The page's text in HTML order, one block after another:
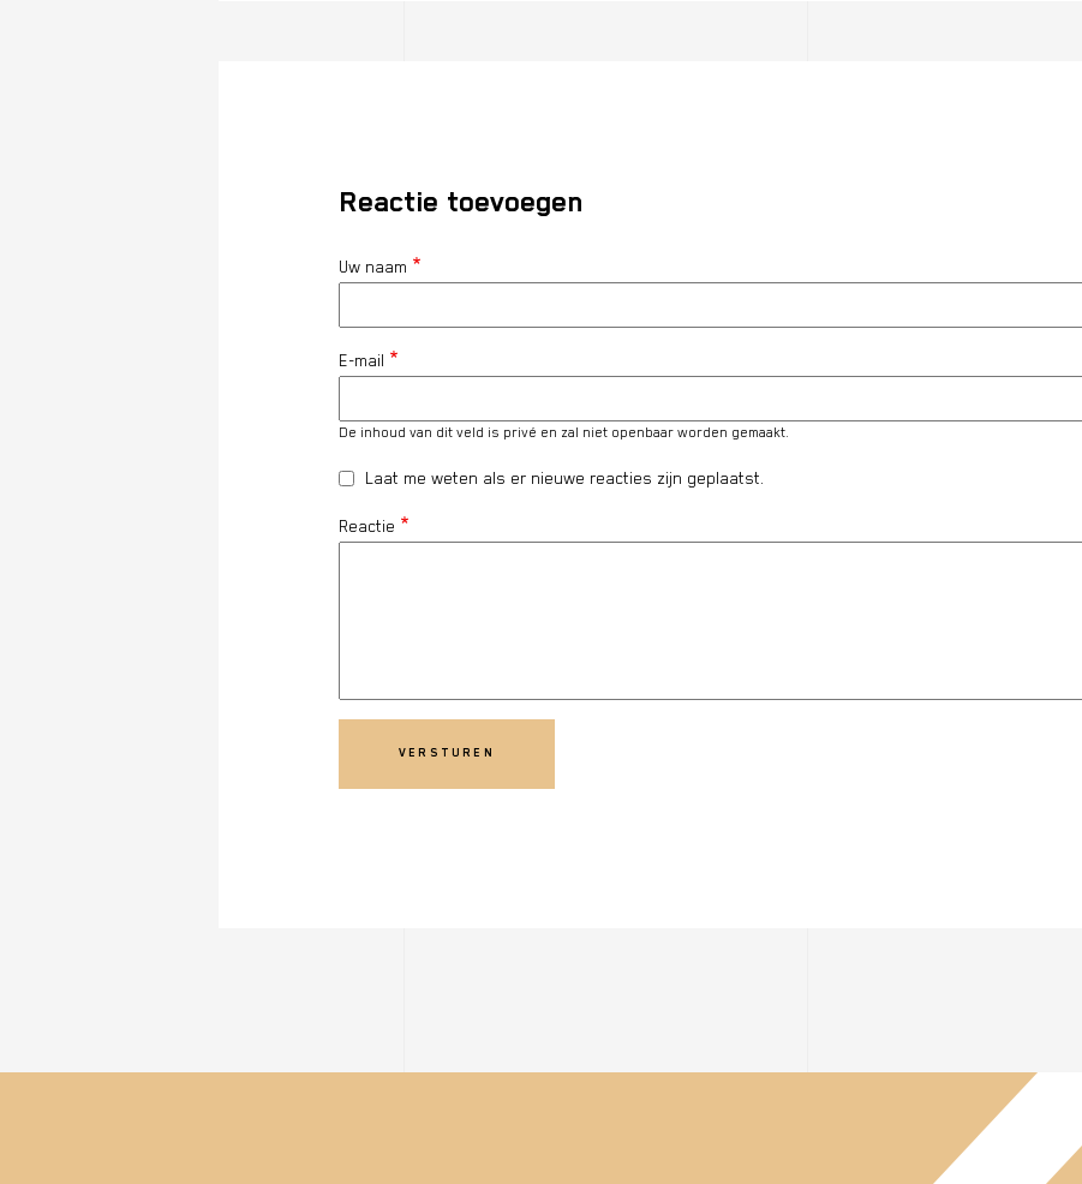
Reactie toevoegen
Uw naam
E-mail
De inhoud van dit veld is privé en zal niet openbaar worden gemaakt.
Laat me weten als er nieuwe reacties zijn geplaatst.
Reactie